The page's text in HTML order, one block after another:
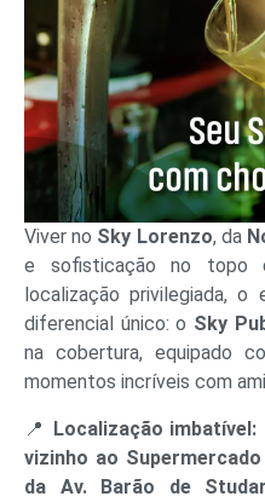
Viver no Sky Lorenzo, da
e sofisticação no topo
localização privilegiada,
diferencial único: o Sky
na cobertura, equipado
momentos incríveis com
📍 Localização imbatível:
vizinho ao
da Av. Barão de